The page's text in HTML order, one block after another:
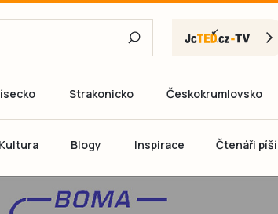
Strakonicko Českokrumlovsko
Kultura Blogy Inspirace Čtenáři píší